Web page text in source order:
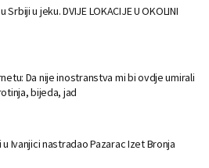
u jeku. DVIJE LOKACIJE U OKOLINI
Da nije inostranstva mi bi ovdje umirali
bijeda, jad
Ivanjici nastradao Pazarac Izet Bronja